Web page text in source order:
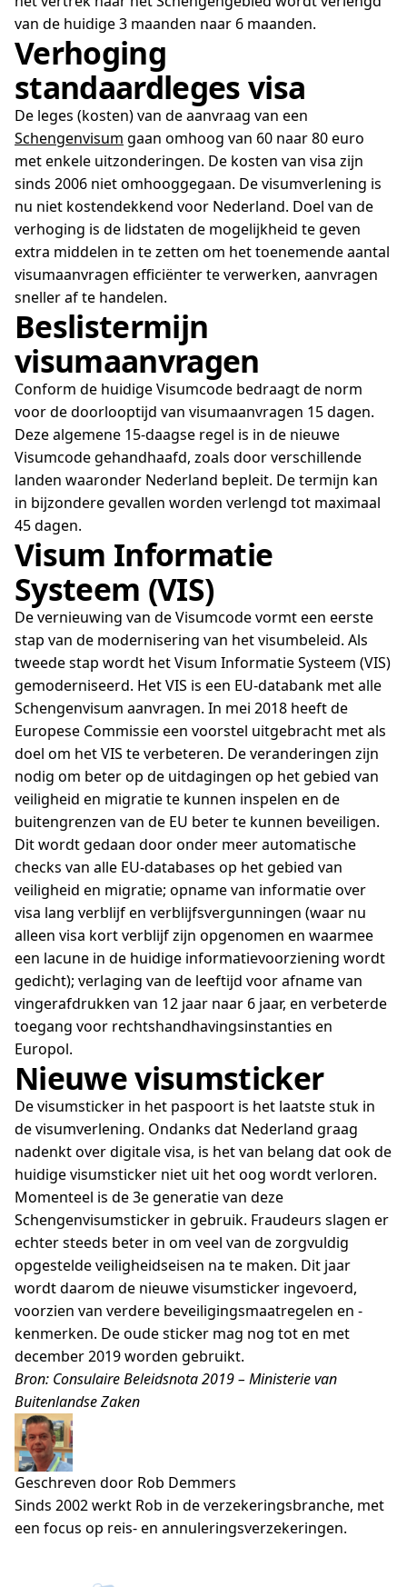
van de huidige 3 maanden naar 6 maanden.
Verhoging
standaardleges visa
De leges (kosten) van de aanvraag van een
Schengenvisum gaan omhoog van 60 naar 80 euro
met enkele uitzonderingen. De kosten van visa zijn
sinds 2006 niet omhooggegaan. De visumverlening is
nu niet kostendekkend voor Nederland. Doel van de
verhoging is de lidstaten de mogelijkheid te geven
extra middelen in te zetten om het toenemende aantal
visumaanvragen efficiënter te verwerken, aanvragen
sneller af te handelen.
Beslistermijn
visumaanvragen
Conform de huidige Visumcode bedraagt de norm
voor de doorlooptijd van visumaanvragen 15 dagen.
Deze algemene 15-daagse regel is in de nieuwe
Visumcode gehandhaafd, zoals door verschillende
landen waaronder Nederland bepleit. De termijn kan
in bijzondere gevallen worden verlengd tot maximaal
45 dagen.
Visum Informatie
Systeem (VIS)
De vernieuwing van de Visumcode vormt een eerste
stap van de modernisering van het visumbeleid. Als
tweede stap wordt het Visum Informatie Systeem (VIS)
gemoderniseerd. Het VIS is een EU-databank met alle
Schengenvisum aanvragen. In mei 2018 heeft de
Europese Commissie een voorstel uitgebracht met als
doel om het VIS te verbeteren. De veranderingen zijn
nodig om beter op de uitdagingen op het gebied van
veiligheid en migratie te kunnen inspelen en de
buitengrenzen van de EU beter te kunnen beveiligen.
Dit wordt gedaan door onder meer automatische
checks van alle EU-databases op het gebied van
veiligheid en migratie; opname van informatie over
visa lang verblijf en verblijfsvergunningen (waar nu
alleen visa kort verblijf zijn opgenomen en waarmee
een lacune in de huidige informatievoorziening wordt
gedicht); verlaging van de leeftijd voor afname van
vingerafdrukken van 12 jaar naar 6 jaar, en verbeterde
toegang voor rechtshandhavingsinstanties en
Europol.
Nieuwe visumsticker
De visumsticker in het paspoort is het laatste stuk in
de visumverlening. Ondanks dat Nederland graag
nadenkt over digitale visa, is het van belang dat ook de
huidige visumsticker niet uit het oog wordt verloren.
Momenteel is de 3e generatie van deze
Schengenvisumsticker in gebruik. Fraudeurs slagen er
echter steeds beter in om veel van de zorgvuldig
opgestelde veiligheidseisen na te maken. Dit jaar
wordt daarom de nieuwe visumsticker ingevoerd,
voorzien van verdere beveiligingsmaatregelen en -
kenmerken. De oude sticker mag nog tot en met
december 2019 worden gebruikt.
Bron: Consulaire Beleidsnota 2019 – Ministerie van
Buitenlandse Zaken
Geschreven door Rob Demmers
Sinds 2002 werkt Rob in de verzekeringsbranche, met
een focus op reis- en annuleringsverzekeringen.